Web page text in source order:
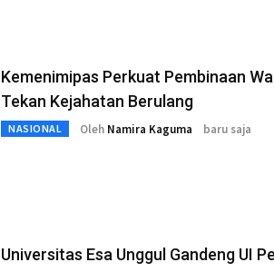
Kemenimipas Perkuat Pembinaan
Tekan Kejahatan Berulang
NASIONAL Oleh Namira Kaguma baru saja
Universitas Esa Unggul Gandeng UI